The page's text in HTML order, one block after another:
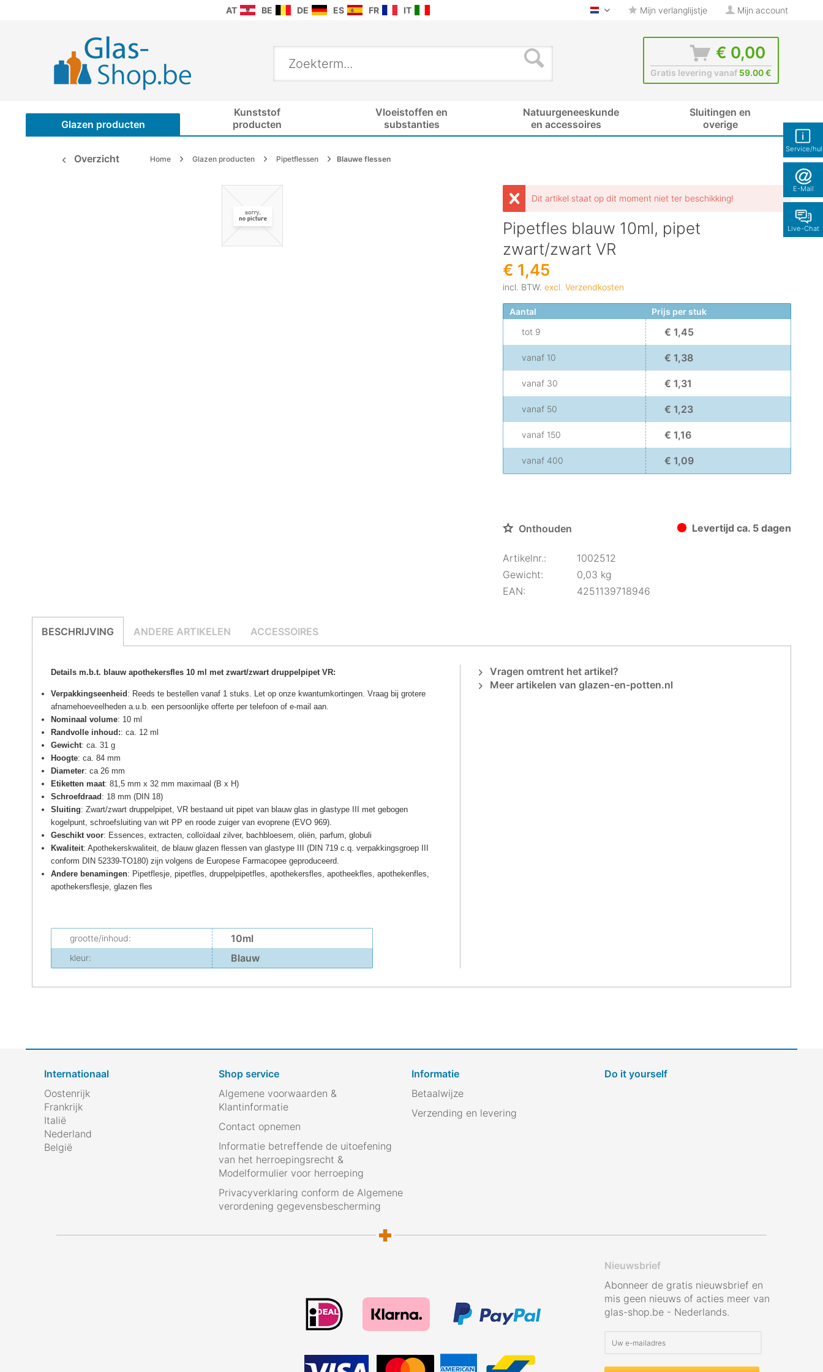
Service/
E-Mail
Live-Chat
AT BE DE ES FR IT glas-shop.be - Nederlands
Mijn verlanglijstje Mijn account
€ 0,00
Gratis levering vanaf 59.00 €
Glazen producten
Kunststof
producten
Vloeistoffen en
substanties
Natuurgeneeskunde
en accessoires
Sluitingen en
overige
Overzicht Home Glazen producten Pipetflessen Blauwe flessen
Dit artikel staat op dit moment niet ter beschikking!
Pipetfles blauw 10ml, pipet
zwart/zwart VR
€ 1,45
incl. BTW. excl. Verzendkosten
Aantal
Prijs per stuk
tot 9 € 1,45
vanaf 10 € 1,38
vanaf 30 € 1,31
vanaf 50 € 1,23
vanaf 150 € 1,16
vanaf 400 € 1,09
Onthouden Levertijd ca. 5 dagen
Artikelnr.:
1002512
Gewicht:
0,03 kg
EAN:
4251139718946
BESCHRIJVING ANDERE ARTIKELEN ACCESSOIRES
Details m.b.t. blauw apothekersfles 10 ml met zwart/zwart druppelpipet VR:
Verpakkingseenheid : Reeds te bestellen vanaf 1 stuks. Let op onze kwantumkortingen. Vraag bij grotere
afnamehoeveelheden a.u.b. een persoonlijke offerte per telefoon of e-mail aan.
Nominaal volume: 10 ml
Randvolle inhoud:: ca. 12 ml
Gewicht: ca. 31 g
Hoogte: ca. 84 mm
Diameter: ca 26 mm
Etiketten maat: 81,5 mm x 32 mm maximaal (B x H)
Schroefdraad : 18 mm (DIN 18)
Sluiting: Zwart/zwart druppelpipet, VR bestaand uit pipet van blauw glas in glastype III met gebogen
kogelpunt, schroefsluiting van wit PP en roode zuiger van evoprene (EVO 969).
Geschikt voor: Essences, extracten, colloïdaal zilver, bachbloesem, oliën, parfum, globuli
Kwaliteit: Apothekerskwaliteit, de blauw glazen flessen van glastype III (DIN 719 c.q. verpakkingsgroep III
conform DIN 52339-TO180) zijn volgens de Europese Farmacopee geproduceerd.
Andere benamingen: Pipetflesje, pipetfles, druppelpipetfles, apothekersfles, apotheekfles, apothekenfles,
apothekersflesje, glazen fles
grootte/inhoud: 10ml
kleur: Blauw
Vragen omtrent het artikel?
Meer artikelen van glazen-en-potten.nl
Internationaal
Oostenrijk
Frankrijk
Italië
Nederland
België
Shop service
Algemene voorwaarden &
Klantinformatie
Contact opnemen
Informatie betreffende de uitoefening
van het herroepingsrecht &
Modelformulier voor herroeping
Privacyverklaring conform de Algemene
verordening gegevensbescherming
Informatie
Betaalwijze
Verzending en levering
Do it yourself
Nieuwsbrief
Abonneer de gratis nieuwsbrief en
mis geen nieuws of acties meer van
glas-shop.be - Nederlands.